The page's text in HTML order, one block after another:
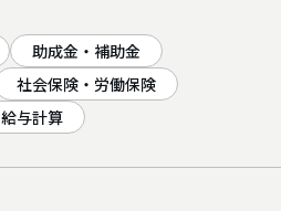
助成金・補助金
社会保険・労働保険
給与計算